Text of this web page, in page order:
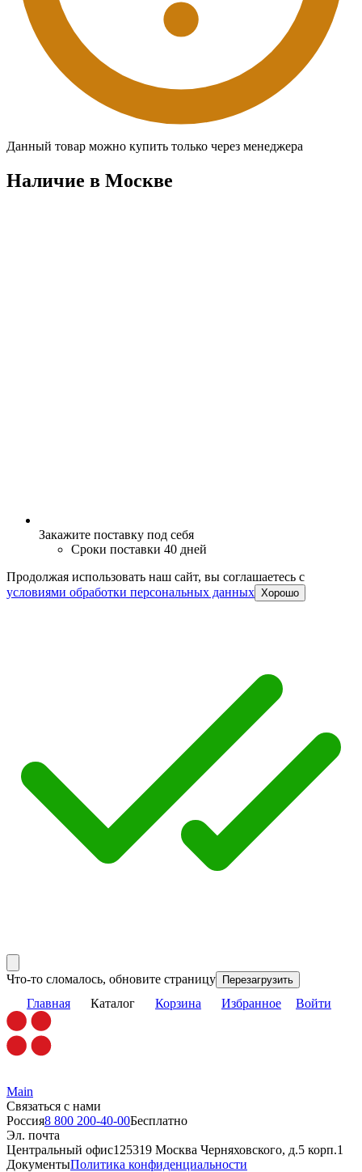
Данный товар можно купить только через менеджера
Наличие в Москвe
Закажите поставку под себя
Сроки поставки 40 дней
Продолжая использовать наш сайт, вы соглашаетесь c
условиями обработки персональных данных Хорошо
Что-то сломалось, обновите страницу Перезагрузить
Главная Каталог Корзина Избранное Войти
Main
Связаться с нами
Россия8 800 200-40-00Бесплатно
Эл. почта
Центральный офис125319 Москва Черняховского, д.5 корп.1
ДокументыПолитика конфиденциальности